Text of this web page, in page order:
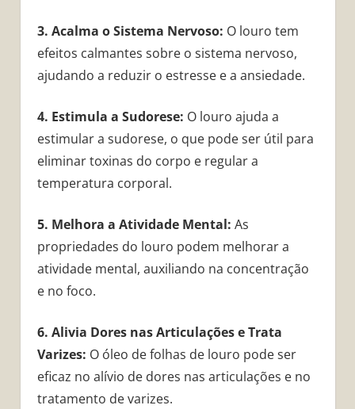
3. Acalma o Sistema Nervoso: O louro tem
efeitos calmantes sobre o sistema nervoso,
ajudando a reduzir o estresse e a ansiedade.
4. Estimula a Sudorese: O louro ajuda a
estimular a sudorese, o que pode ser útil para
eliminar toxinas do corpo e regular a
temperatura corporal.
5. Melhora a Atividade Mental: As
propriedades do louro podem melhorar a
atividade mental, auxiliando na concentração
e no foco.
6. Alivia Dores nas Articulações e Trata
Varizes: O óleo de folhas de louro pode ser
eficaz no alívio de dores nas articulações e no
tratamento de varizes.